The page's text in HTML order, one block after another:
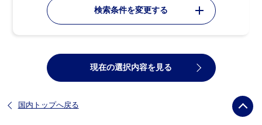
検索条件を変更する
現在の選択内容を見る
国内トップへ戻る